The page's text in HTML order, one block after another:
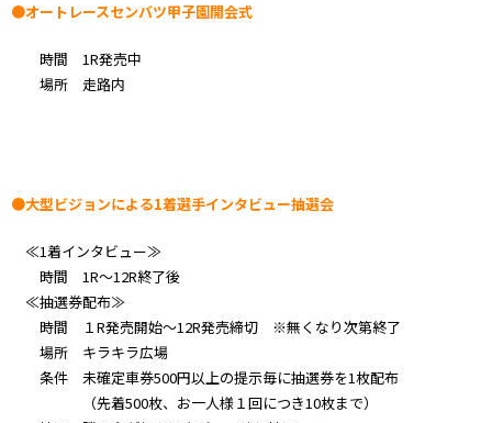
●オートレースセンバツ甲子園開会式
時間 1R発売中
場所 走路内
●大型ビジョンによる1着選手インタビュー抽選会
≪1着インタビュー≫
時間 1R～12R終了後
≪抽選券配布≫
時間 １R発売開始～12R発売締切 ※無くなり次第終了
場所 キラキラ広場
条件 未確定車券500円以上の提示毎に抽選券を1枚配布
（先着500枚、お一人様１回につき10枚まで）